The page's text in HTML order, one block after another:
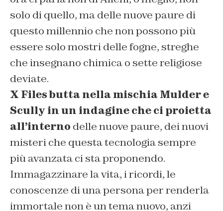
solo di quello, ma delle nuove paure di
questo millennio che non possono più
essere solo mostri delle fogne, streghe
che insegnano chimica o sette religiose
deviate.
X Files butta nella mischia Mulder e
Scully in un indagine che ci proietta
all’interno delle nuove paure, dei nuovi
misteri che questa tecnologia sempre
più avanzata ci sta proponendo.
Immagazzinare la vita, i ricordi, le
conoscenze di una persona per renderla
immortale non è un tema nuovo, anzi